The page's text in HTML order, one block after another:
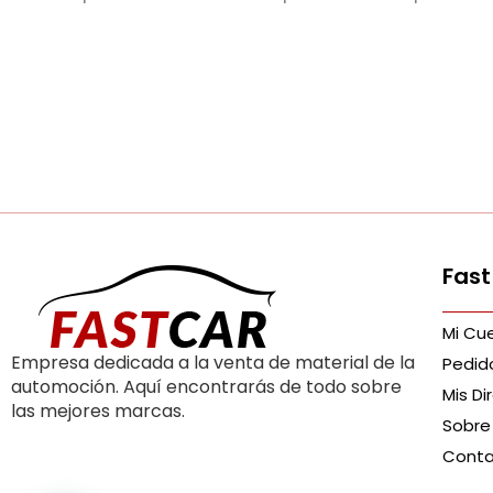
Empresa dedicada a la venta de material de la
automoción. Aquí encontrarás de todo sobre
las mejores marcas.
Mi
Mis